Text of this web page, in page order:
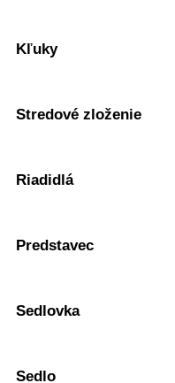
Kľuky
Stredové zloženie
Riadidlá
Predstavec
Sedlovka
Sedlo